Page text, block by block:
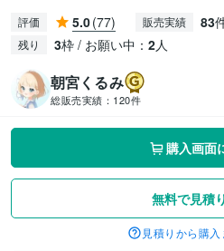
評価 5.0(77) 販売実績 83
残り 3枠 / お願い中： 2人
朝宮くるみ
総販売実績： 120件
購入画面
無料で見積
見積りから購